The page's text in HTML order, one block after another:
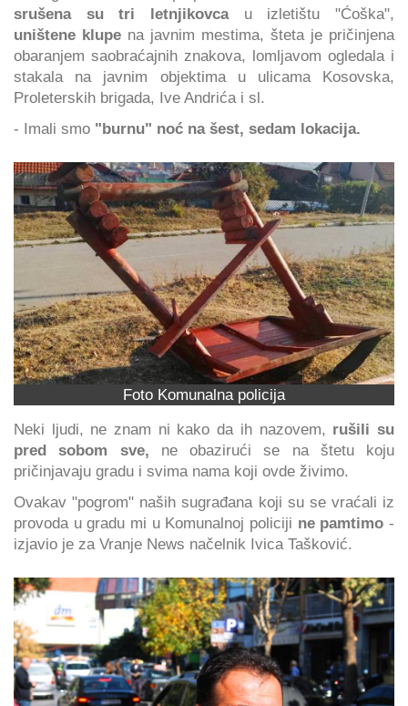
srušena su
tri letnjikovcau izletištu "Ćoška",
uništene klupe na javnim mestima, šteta je pričinjena
obaranjem saobraćajnih znakova, lomljavom ogledala i
stakala na javnim objektima u ulicama Kosovska,
Proleterskih brigada, Ive Andrića i sl.
- Imali smo "burnu" noć na šest, sedam lokacija.
Foto Komunalna policija
Neki ljudi, ne znam ni kako da ih nazovem, rušili su
pred sobom sve, ne obazirući se na štetu koju
pričinjavaju gradu i svima nama koji ovde živimo.
Ovakav "pogrom" naših sugrađana koji su se vraćali iz
provoda u gradu mi u Komunalnoj policiji ne pamtimo -
izjavio je za Vranje News načelnik Ivica Tašković.